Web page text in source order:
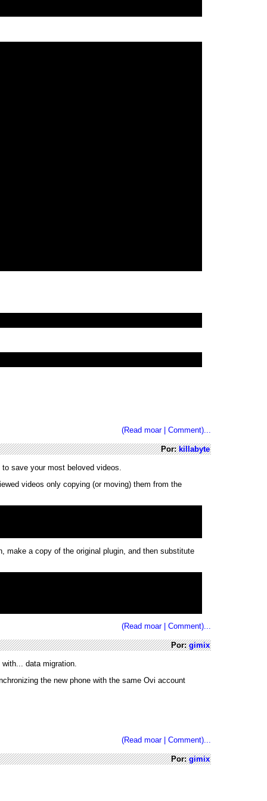
(Read moar | Comment)...
Por:killabyte
save your most beloved videos.
videos only copying (or moving) them from the
make a copy of the original plugin, and then substitute
(Read moar | Comment)...
Por:gimix
data migration.
the new phone with the same Ovi account
(Read moar | Comment)...
Por:gimix